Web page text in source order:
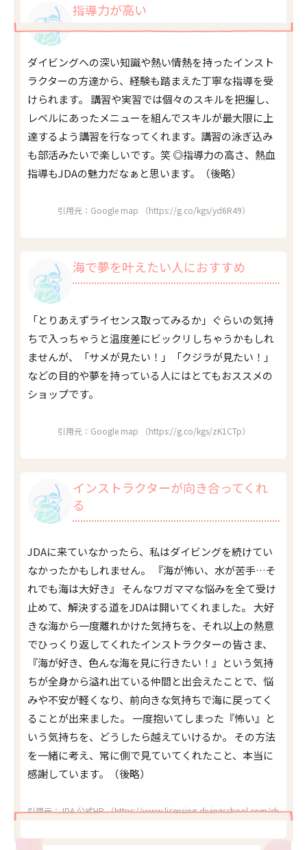
指導力が高い
ダイビングへの深い知識や熱い情熱を持ったインスト
ラクターの方達から、経験も踏まえた丁寧な指導を受
けられます。 講習や実習では個々のスキルを把握し、
レベルにあったメニューを組んでスキルが最大限に上
達するよう講習を行なってくれます。講習の泳ぎ込み
も部活みたいで楽しいです。笑 ◎指導力の高さ、熱血
指導もJDAの魅力だなぁと思います。（後略）
引用元：Google map （https://g.co/kgs/yd6R49）
海で夢を叶えたい人におすすめ
「とりあえずライセンス取ってみるか」ぐらいの気持
ちで入っちゃうと温度差にビックリしちゃうかもしれ
ませんが、「サメが見たい！」「クジラが見たい！」
などの目的や夢を持っている人にはとてもおススメの
ショップです。
引用元：Google map （https://g.co/kgs/zK1CTp）
インストラクターが向き合ってくれ
る
JDAに来ていなかったら、私はダイビングを続けてい
なかったかもしれません。 『海が怖い、水が苦手…そ
れでも海は大好き』 そんなワガママな悩みを全て受け
止めて、解決する道をJDAは開いてくれました。 大好
きな海から一度離れかけた気持ちを、それ以上の熱意
でひっくり返してくれたインストラクターの皆さま、
『海が好き、色んな海を見に行きたい！』という気持
ちが全身から溢れ出ている仲間と出会えたことで、悩
みや不安が軽くなり、前向きな気持ちで海に戻ってく
ることが出来ました。 一度抱いてしまった『怖い』と
いう気持ちを、どうしたら越えていけるか。 その方法
を一緒に考え、常に側で見ていてくれたこと、本当に
感謝しています。（後略）
引用元：JDA 公式HP （https://www.licensing-divingschool.com/shop/